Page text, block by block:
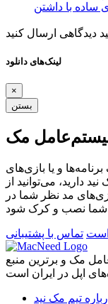
لینک‌های دانلود
×
بستن
مک
و یا بازی‌های
دارید، می‌توانید از
مد نظر شما در
تماس با پشتیبانی
مک و برترین منبع
تیم مک نید